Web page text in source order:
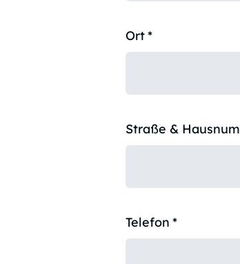
Ort*
Straße &
Telefon *